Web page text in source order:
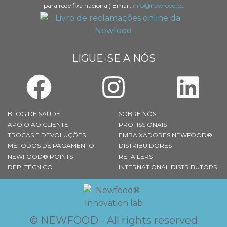
para rede fixa nacional) Email: info@newfood.pt
LIGUE-SE A NÓS
BLOG DE SAÚDE
APOIO AO CLIENTE
TROCAS E DEVOLUÇÕES
MÉTODOS DE PAGAMENTO
NEWFOOD® POINTS
DEP. TÉCNICO
SOBRE NÓS
PROFISSIONAIS
EMBAIXADORES NEWFOOD®
DISTRIBUIDORES
RETAILERS
INTERNATIONAL DISTRIBUTORS
© NEWFOOD - All rights reserved